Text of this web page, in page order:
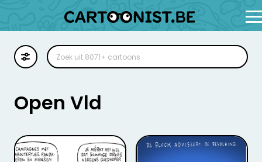
Illustratie
Zoekplaat
Stockillustratie
Strip
Open Vld